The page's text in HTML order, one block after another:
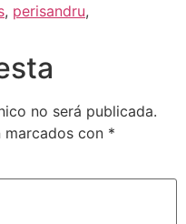
, perisandru,
no será publicada.
con *